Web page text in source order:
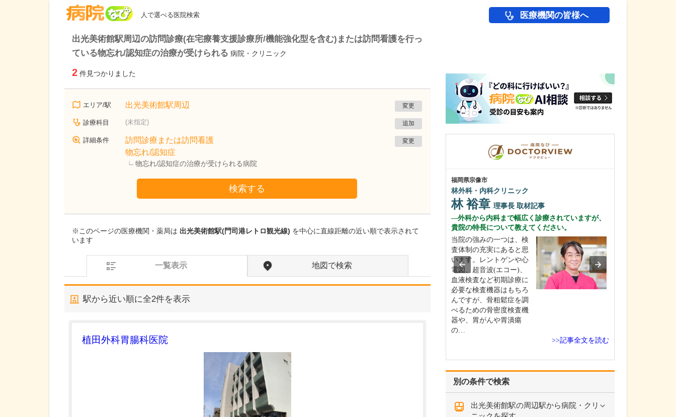
人で選べる医院検索 医療機関の皆様へ
出光美術館駅周辺の訪問診療(在宅療養支援診療所/機能強化型を含む)または訪問看護を行っ
ている物忘れ/認知症の治療が受けられる 病院・クリニック
2 件見つかりました
エリア/駅 出光美術館駅周辺 変更
診療科目 (未指定) 追加
詳細条件
訪問診療または訪問看護
物忘れ/認知症
物忘れ/認知症の治療が受けられる病院
変更
検索する
※このページの医療機関・薬局は 出光美術館駅(門司港レトロ観光線) を中心に直線距離の近い順で表示されて
います
一覧表示 地図で検索
駅から近い順に全2件を表示
植田外科胃腸科医院
別の条件で検索
出光美術館駅の周辺駅から病院・クリ
福岡県宗像市
林外科・内科クリニック
林 裕章 理事長 取材記事
外科から内科まで幅広く診療されていますが、
貴院の特長について教えてください。
当院の強みの一つは、検
査体制の充実にあると思
います。レントゲンや心
電図、超音波(エコー)、
血液検査など初期診療に
必要な検査機器はもちろ
んですが、骨粗鬆症を調
べるための骨密度検査機
器や、胃がんや胃潰瘍
の…
>>記事全文を読む
宮崎県宮崎市
日々の診療で心がけていることを教えてくださ
患者さんが増えている今
だからこそ、一人ひとり
ときちんと向き合う姿勢
を何より大切にしていま